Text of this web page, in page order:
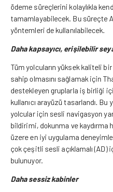
ödeme süreçlerini kolaylıkla
tamamlayabilecek. Bu süreçte
yöntemleri de kullanılabilecek.
Daha kapsayıcı, erişilebilir
Tüm yolcuların yüksek kaliteli
sahip olmasını sağlamak için
destekleyen gruplarla iş birliği
kullanıcı arayüzü tasarlandı.
yolcular için sesli navigasyon
bildirimi, dokunma ve
üzere en iyi uygulama
çok çeşitli sesli açıklamalı (AD)
bulunuyor.
Daha sessiz kabinler